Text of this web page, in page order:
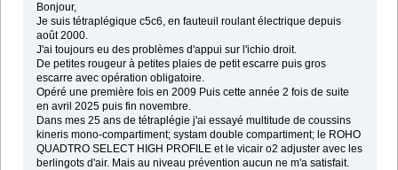
Bonjour,
Je suis tétraplégique c5c6, en fauteuil roulant électrique depuis
août 2000.
J'ai toujours eu des problèmes d'appui sur l'ichio droit.
De petites rougeur à petites plaies de petit escarre puis gros
escarre avec opération obligatoire.
Opéré une première fois en 2009 Puis cette année 2 fois de suite
en avril 2025 puis fin novembre.
Dans mes 25 ans de tétraplégie j'ai essayé multitude de coussins
kineris mono-compartiment; systam double compartiment; le ROHO
QUADTRO SELECT HIGH PROFILE et le vicair o2 adjuster avec les
berlingots d'air. Mais au niveau prévention aucun ne m'a satisfait.